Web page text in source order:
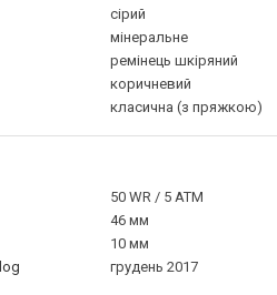
сірий
мінеральне
ремінець шкіряний
коричневий
класична (з пряжкою)
50 WR / 5 ATM
46 мм
10 мм
грудень 2017